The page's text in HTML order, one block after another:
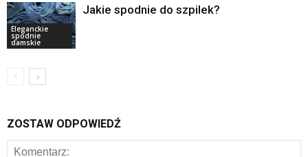
Eleganckie
spodnie
damskie
Jakie spodnie do szpilek?
ZOSTAW ODPOWIEDŹ